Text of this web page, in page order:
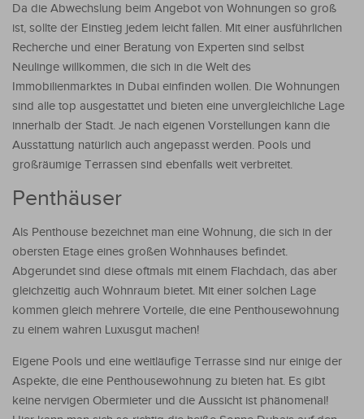
Da die Abwechslung beim Angebot von Wohnungen so groß
ist, sollte der Einstieg jedem leicht fallen. Mit einer ausführlichen
Recherche und einer Beratung von Experten sind selbst
Neulinge willkommen, die sich in die Welt des
Immobilienmarktes in Dubai einfinden wollen. Die Wohnungen
sind alle top ausgestattet und bieten eine unvergleichliche Lage
innerhalb der Stadt. Je nach eigenen Vorstellungen kann die
Ausstattung natürlich auch angepasst werden. Pools und
großräumige Terrassen sind ebenfalls weit verbreitet.
Penthäuser
Als Penthouse bezeichnet man eine Wohnung, die sich in der
obersten Etage eines großen Wohnhauses befindet.
Abgerundet sind diese oftmals mit einem Flachdach, das aber
gleichzeitig auch Wohnraum bietet. Mit einer solchen Lage
kommen gleich mehrere Vorteile, die eine Penthousewohnung
zu einem wahren Luxusgut machen!
Eigene Pools und eine weitläufige Terrasse sind nur einige der
Aspekte, die eine Penthousewohnung zu bieten hat. Es gibt
keine nervigen Obermieter und die Aussicht ist phänomenal!